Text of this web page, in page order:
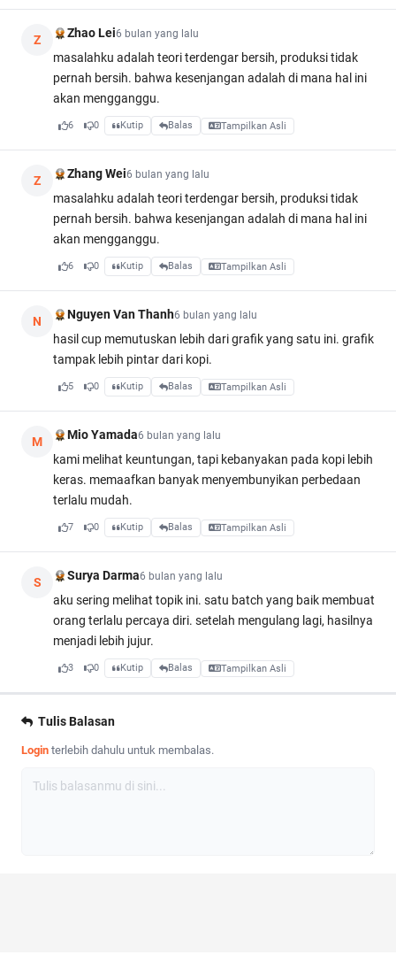
Z Zhao Lei6 bulan yang lalu
masalahku adalah teori terdengar bersih, produksi tidak
pernah bersih. bahwa kesenjangan adalah di mana hal ini
akan mengganggu.
6 0 Kutip Balas Tampilkan Asli
Z Zhang Wei6 bulan yang lalu
masalahku adalah teori terdengar bersih, produksi tidak
pernah bersih. bahwa kesenjangan adalah di mana hal ini
akan mengganggu.
6 0 Kutip Balas Tampilkan Asli
N Nguyen Van Thanh6 bulan yang lalu
hasil cup memutuskan lebih dari grafik yang satu ini. grafik
tampak lebih pintar dari kopi.
5 0 Kutip Balas Tampilkan Asli
M Mio Yamada6 bulan yang lalu
kami melihat keuntungan, tapi kebanyakan pada kopi lebih
keras. memaafkan banyak menyembunyikan perbedaan
terlalu mudah.
7 0 Kutip Balas Tampilkan Asli
S Surya Darma6 bulan yang lalu
aku sering melihat topik ini. satu batch yang baik membuat
orang terlalu percaya diri. setelah mengulang lagi, hasilnya
menjadi lebih jujur.
3 0 Kutip Balas Tampilkan Asli
Tulis Balasan
Login terlebih dahulu untuk membalas.